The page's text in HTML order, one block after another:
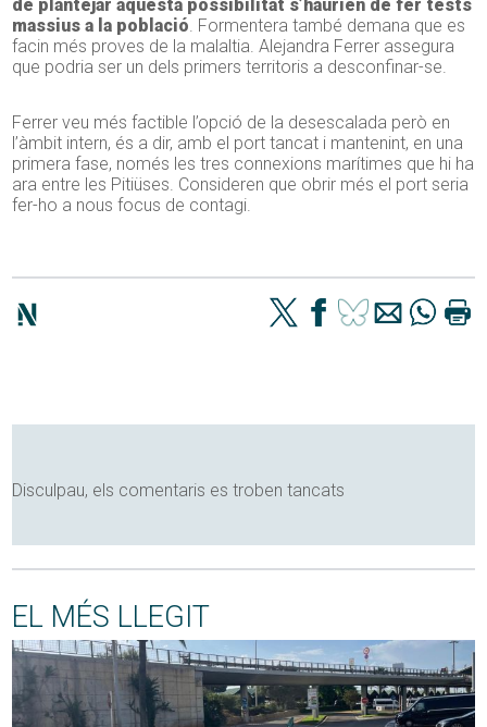
de plantejar aquesta possibilitat s’haurien de fer tests
massius a la població. Formentera també demana que es
facin més proves de la malaltia. Alejandra Ferrer assegura
que podria ser un dels primers territoris a desconfinar-se.
Ferrer veu més factible l’opció de la desescalada però en
l’àmbit intern, és a dir, amb el port tancat i mantenint, en una
primera fase, només les tres connexions marítimes que hi ha
ara entre les Pitiüses. Consideren que obrir més el port seria
fer-ho a nous focus de contagi.
Disculpau, els comentaris es troben tancats
EL MÉS LLEGIT